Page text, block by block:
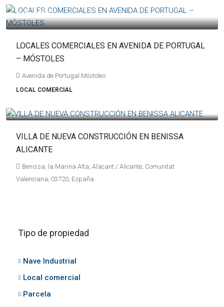
265.000€
LOCALES COMERCIALES EN AVENIDA DE PORTUGAL
– MÓSTOLES
Avenida de Portugal Móstoles
LOCAL COMERCIAL
VILLA DE NUEVA CONSTRUCCIÓN EN BENISSA
ALICANTE
Benissa, la Marina Alta, Alacant / Alicante, Comunitat
Valenciana, 03720, España
Tipo de propiedad
Nave Industrial
Local comercial
Parcela